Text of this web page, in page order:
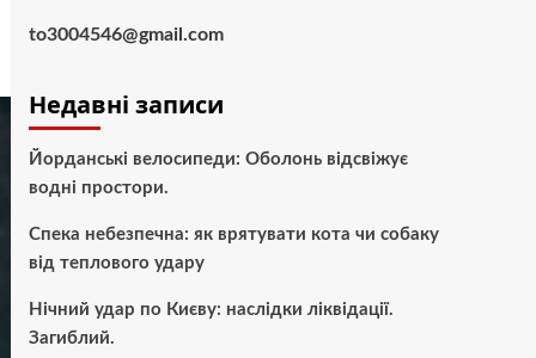
to3004546@gmail.com
Недавні записи
Йорданські велосипеди: Оболонь відсвіжує
водні простори.
Спека небезпечна: як врятувати кота чи собаку
від теплового удару
Нічний удар по Києву: наслідки ліквідації.
Загиблий.